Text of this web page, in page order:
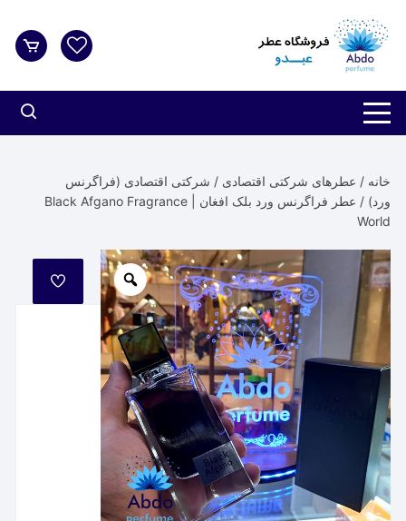
شدن
خانه / عطرهای شرکتی اقتصادی / شرکتی اقتصادی (فراگرنس
ورد)
/ عطر فراگرنس ورد بلک افغان | Black Afgano Fragrance
World
مورد
علاقه